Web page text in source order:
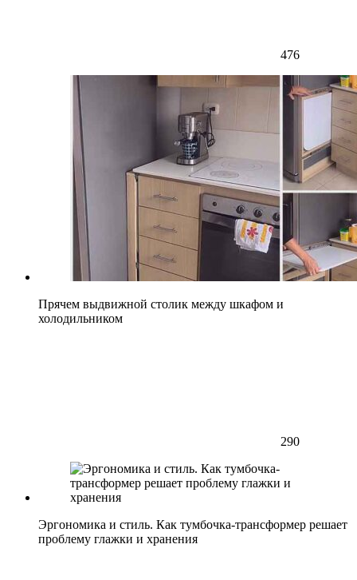
476
Прячем выдвижной столик между шкафом и
холодильником
290
Эргономика и стиль. Как тумбочка-трансформер решает
проблему глажки и хранения